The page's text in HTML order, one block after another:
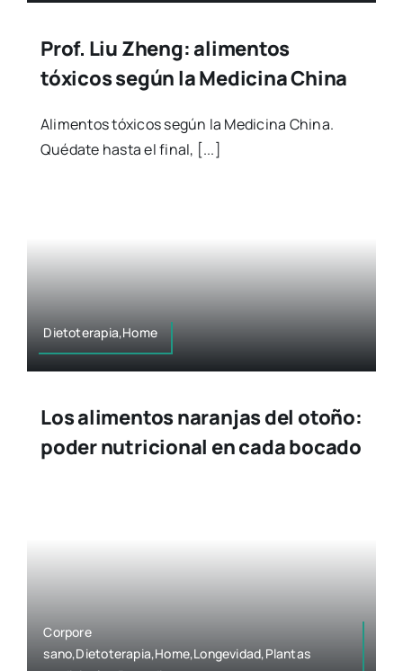
Prof. Liu Zheng: alimentos
tóxicos según la Medicina China
Alimentos tóxicos según la Medicina China.
Quédate hasta el final, [...]
Dietoterapia,Home
Los alimentos naranjas del otoño:
poder nutricional en cada bocado
Corpore
sano,Dietoterapia,Home,Longevidad,Plantas